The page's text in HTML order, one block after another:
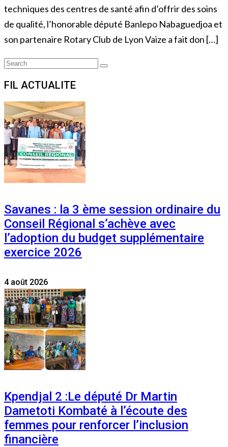
techniques des centres de santé afin d’offrir des soins
de qualité, l’honorable député Banlepo Nabaguedjoa et
son partenaire Rotary Club de Lyon Vaize a fait don […]
Search
Search
FIL ACTUALITE
Savanes : la 3 ème session ordinaire du
Conseil Régional s’achève avec
l’adoption du budget supplémentaire
exercice 2026
4 août 2026
Kpendjal 2 :Le député Dr Martin
Dametoti Kombaté à l’écoute des
femmes pour renforcer l’inclusion
financière